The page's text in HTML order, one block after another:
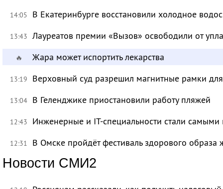
14:05 В Екатеринбурге восстановили холодное
13:43 Лауреатов премии «Вызов» освободили от
🔥 Жара может испортить лекарства
13:19 Верховный суд разрешил магнитные рамки
13:04 В Геленджике приостановили работу пляжей
12:43 Инженерные и IT-специальности стали
12:31 В Омске пройдёт фестиваль здорового
Новости СМИ2